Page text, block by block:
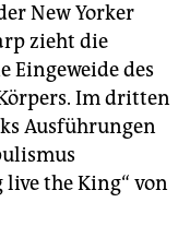
New Yorker
zieht die
des
Im dritten
Ausführungen
live the King“ von